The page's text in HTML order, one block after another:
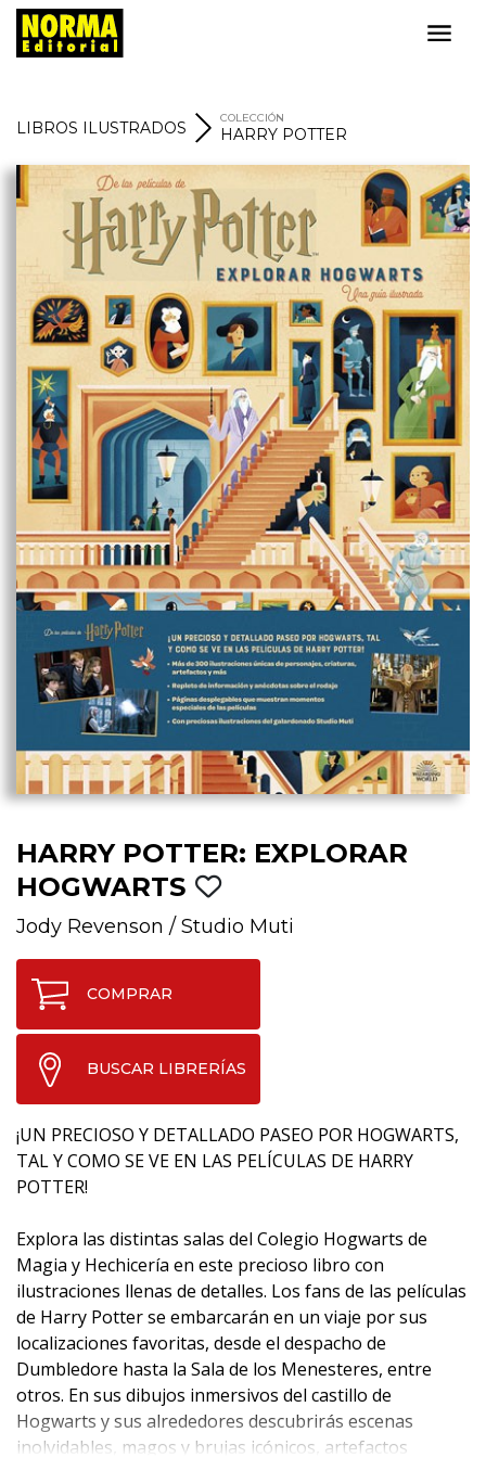
LIBROS ILUSTRADOS
COLECCIÓN
HARRY POTTER
HARRY POTTER: EXPLORAR
HOGWARTS
Jody Revenson / Studio Muti
COMPRAR
BUSCAR LIBRERÍAS
¡UN PRECIOSO Y DETALLADO PASEO POR HOGWARTS,
TAL Y COMO SE VE EN LAS PELÍCULAS DE HARRY
POTTER!
Explora las distintas salas del Colegio Hogwarts de
Magia y Hechicería en este precioso libro con
ilustraciones llenas de detalles. Los fans de las películas
de Harry Potter se embarcarán en un viaje por sus
localizaciones favoritas, desde el despacho de
Dumbledore hasta la Sala de los Menesteres, entre
otros. En sus dibujos inmersivos del castillo de
Hogwarts y sus alrededores descubrirás escenas
inolvidables, magos y brujas icónicos, artefactos